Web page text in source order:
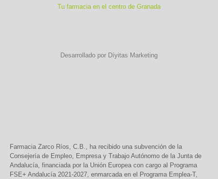
Tu farmacia en el centro de Granada
Desarrollado por Díyitas Marketing
Farmacia Zarco Ríos, C.B., ha recibido una subvención de la
Consejería de Empleo, Empresa y Trabajo Autónomo de la Junta de
Andalucía, financiada por la Unión Europea con cargo al Programa
FSE+ Andalucía 2021-2027, enmarcada en el Programa Emplea-T,